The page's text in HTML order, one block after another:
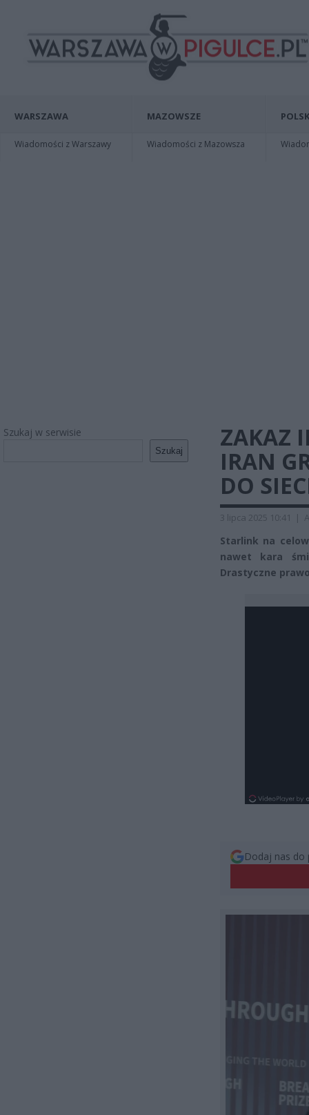
WARSZAWA
Wiadomości z Warszawy
MAZOWSZE
Wiadomości z Mazowsza
Szukaj w serwisie
Szukaj
ZAKAZ
IRAN
DO
3 lipca 2025 10:41 |
Starlink na
nawet kara
Drastyczne
Dodaj nas do